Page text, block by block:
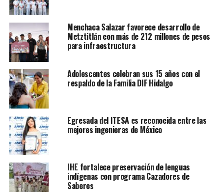
Menchaca Salazar favorece desarrollo de
Metztitlán con más de 212 millones de pesos
para infraestructura
Adolescentes celebran sus 15 años con el
respaldo de la Familia DIF Hidalgo
Egresada del ITESA es reconocida entre las
mejores ingenieras de México
IHE fortalece preservación de lenguas
indígenas con programa Cazadores de
Saberes